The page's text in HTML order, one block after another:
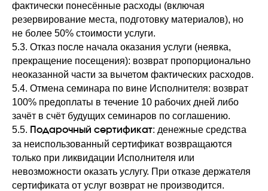
фактически понесённые расходы (включая
резервирование места, подготовку материалов), но
не более 50% стоимости услуги.
5.3. Отказ после начала оказания услуги (неявка,
прекращение посещения): возврат пропорционально
неоказанной части за вычетом фактических расходов.
5.4. Отмена семинара по вине Исполнителя: возврат
100% предоплаты в течение 10 рабочих дней либо
зачёт в счёт будущих семинаров по соглашению.
5.5. Подарочный сертификат: денежные средства
за неиспользованный сертификат возвращаются
только при ликвидации Исполнителя или
невозможности оказать услугу. При отказе держателя
сертификата от услуг возврат не производится.